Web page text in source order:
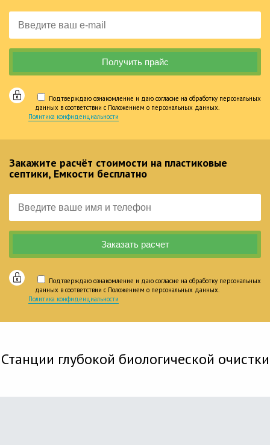
Подтверждаю ознакомление и даю согласие на обработку персональных
данных в соответствии с Положением о персональных данных.
Политика конфиденциальности
Закажите расчёт стоимости на пластиковые
септики, Емкости бесплатно
Подтверждаю ознакомление и даю согласие на обработку персональных
данных в соответствии с Положением о персональных данных.
Политика конфиденциальности
Станции глубокой биологической очистки